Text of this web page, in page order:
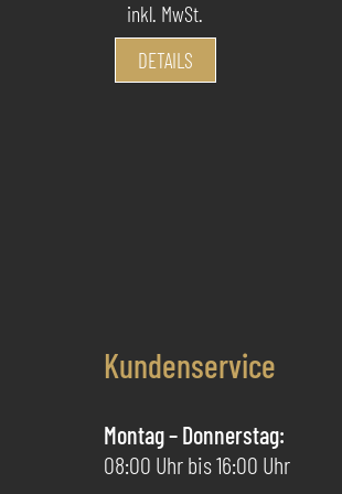
inkl. MwSt.
DETAILS
Produkt
Produktseite
werden
Kundenservice
Montag – Donnerstag:
08:00 Uhr bis 16:00 Uhr